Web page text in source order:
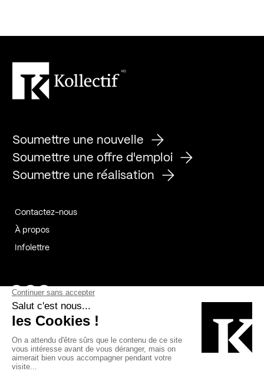
Soumettre une nouvelle
Soumettre une offre d'emploi
Soumettre une réalisation
Contactez-nous
À propos
Infolettre
Page Facebook de Kollectif
Page Instagram de Kollectif
Page Linkedin de Kollectif